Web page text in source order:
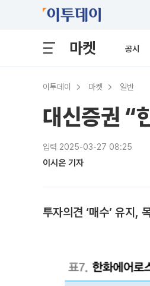
마켓 공시
이투데이 마켓 일반
대신증권 “
입력 2025-03-27 08:25
이시온 기자
투자의견 ‘매수’ 유지,